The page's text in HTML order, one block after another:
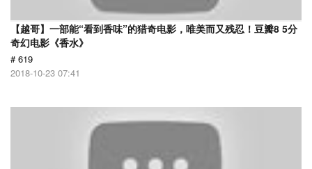
【越哥】一部能“看到香味”的猎奇电影，唯美而又残忍！豆瓣8 5分
奇幻电影《香水》
# 619
2018-10-23 07:41